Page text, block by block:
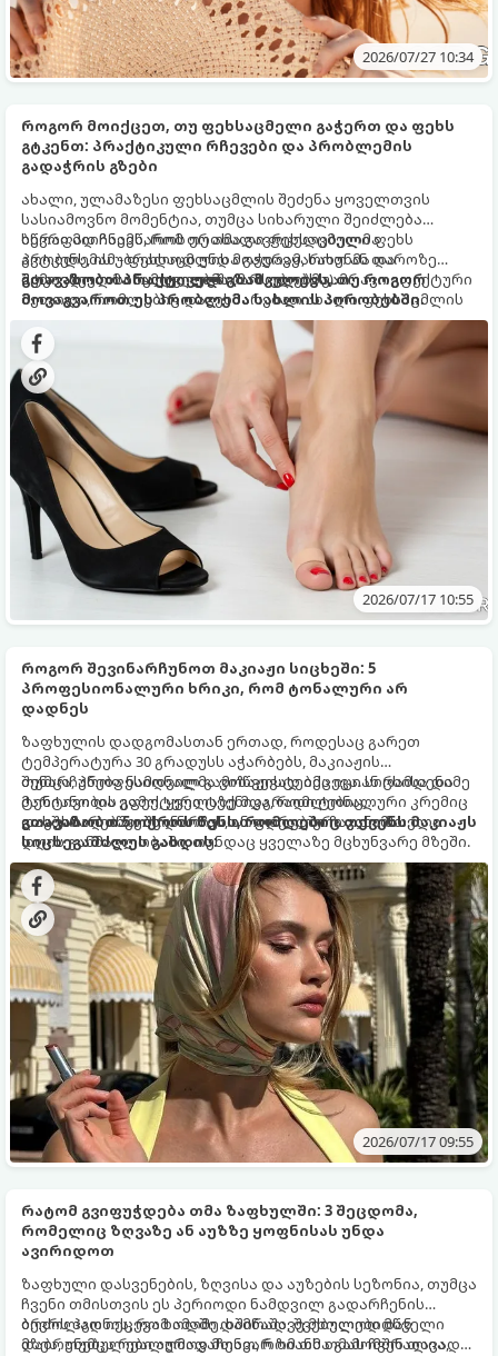
2026/07/27 10:34
როგორ მოიქცეთ, თუ ფეხსაცმელი გაჭერთ და ფეხს
გტკენთ: პრაქტიკული რჩევები და პრობლემის
გადაჭრის გზები
ახალი, ულამაზესი ფეხსაცმლის შეძენა ყოველთვის
სასიამოვნო მომენტია, თუმცა სიხარული შეიძლება
სწრაფად ჩაამწაროს ერთმა გავრცელებულმა
პრობლემამ - ფეხსაცმლის მოჭერამ, ხახუნმა და
მტკივნეულმა წყლულებმა (მაზოლებმა).
ბევრი მიიჩნევს, რომ თუ ახალი ფეხსაცმელი ფეხს
გვტკენს, ის უბრალოდ უნდა გადავყაროთ ან თაროზე
შემოვდოთ. სინამდვილეში, არსებობს უამრავი ეფექტური
მეთოდი, რომლებიც დაგეხმარებათ ახალი ფეხსაცმლის
თქვენს ფეხზე მორგებასა და დისკომფორტის თავიდან
აცილებაში.
გთავაზობთ პრაქტიკულ გზამკვლევს, თუ როგორ
მოვაგვაროთ ეს პრობლემა სახლის პირობებში.
2026/07/17 10:55
როგორ შევინარჩუნოთ მაკიაჟი სიცხეში: 5
პროფესიონალური ხრიკი, რომ ტონალური არ
დადნეს
ზაფხულის დადგომასთან ერთად, როდესაც გარეთ
ტემპერატურა 30 გრადუსს აჭარბებს, მაკიაჟის
შენარჩუნება ნამდვილ გამოწვევად იქცევა. სიცხისა და
ტენიანობის გამო, ყველაზე მდგრადი ტონალური კრემიც
კი ხშირად იწყებს დნობას, ან ფორებში ჩაჯდომას.
თუმცა, პროფესიონალმა ვიზაჟისტებმა იციან რამდენიმე
მარტივი და ეფექტური ტექნიკა, რომლებიც
დაგეხმარებათ შეინარჩუნოთ იდეალური კანი მთელი
დღის განმავლობაში, თუნდაც ყველაზე მცხუნვარე მზეში.
გთავაზობთ 5 ოქროს წესს, რომლებიც თქვენს მაკიაჟს
სიცხეგამძლეს გახდის:
2026/07/17 09:55
რატომ გვიფუჭდება თმა ზაფხულში: 3 შეცდომა,
რომელიც ზღვაზე ან აუზზე ყოფნისას უნდა
ავირიდოთ
ზაფხული დასვენების, ზღვისა და აუზების სეზონია, თუმცა
ჩვენი თმისთვის ეს პერიოდი ნამდვილ გადარჩენის
ბრძოლად იქცევა ხოლმე. ხშირად, შვებულებიდან
დაბრუნებულები აღმოვაჩენთ, რომ თმა გამომშრალია,
ბევრს ჰგონია, რომ ამაში დამნაშავე მხოლოდ მწველი
მზეა, თუმცა რეალურად მთავარ ზიანს თმას ჩვენ თავად